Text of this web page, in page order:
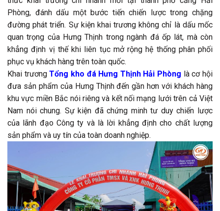
Phòng, đánh dấu một bước tiến chiến lược trong chặng
đường phát triển. Sự kiện khai trương không chỉ là dấu mốc
quan trọng của Hưng Thịnh trong ngành đá ốp lát, mà còn
khẳng định vị thế khi liên tục mở rộng hệ thống phân phối
phục vụ khách hàng trên toàn quốc.
Khai trươngTổng kho đá Hưng Thịnh Hải Phòng là cơ hội
đưa sản phẩm của Hưng Thịnh đến gần hơn với khách hàng
khu vực miền Bắc nói riêng và kết nối mạng lưới trên cả Việt
Nam nói chung. Sự kiện đã chứng minh tư duy chiến lược
của lãnh đạo Công ty và là lời khẳng định cho chất lượng
sản phẩm và uy tín của toàn doanh nghiệp.